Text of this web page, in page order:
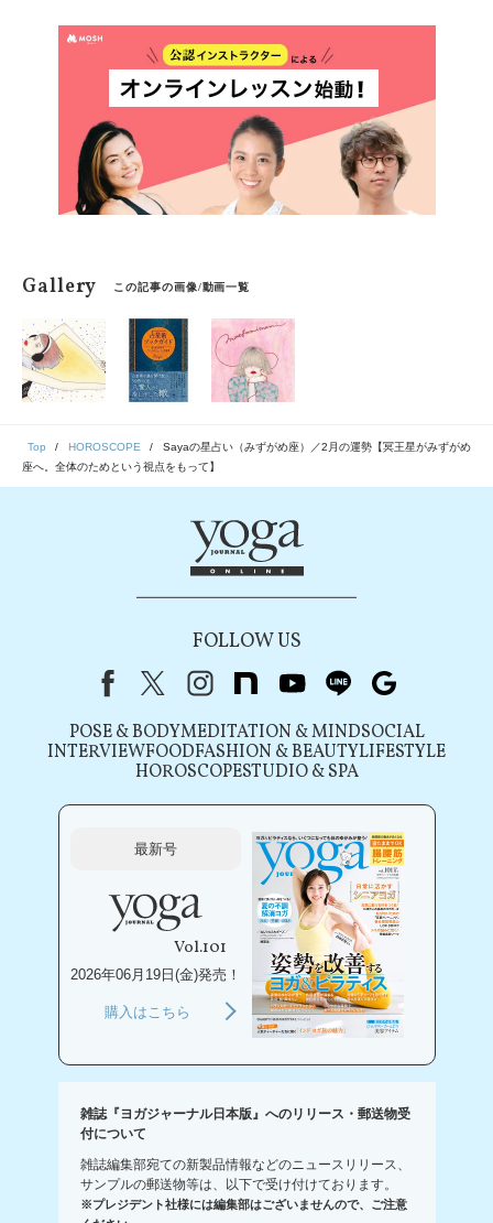
に。マインドフルに生きられるようになるのです。
「今、ここ」を生きるためのマインドフルネスな占星術
です。
Gallery この記事の画像/動画一覧
Top HOROSCOPE
Sayaの星占い（みずがめ座）／2月の運勢【冥王星がみずがめ
座へ。全体のためという視点をもって】
FOLLOW US
FacebookX（旧Twitter）
instagram
note youtubeline
POSE & BODYMEDITATION & MINDSOCIAL
INTERVIEWFOODFASHION & BEAUTYLIFESTYLE
HOROSCOPESTUDIO & SPA
最新号
Vol.101
2026年06月19日(金)発売！
購入はこちら
雑誌『ヨガジャーナル日本版』へのリリース・郵送物受
付について
雑誌編集部宛ての新製品情報などのニュースリリース、
サンプルの郵送物等は、以下で受け付けております。
※プレジデント社様には編集部はございませんので、ご注意